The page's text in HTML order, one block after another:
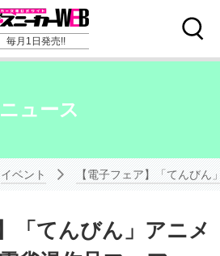
毎月1日発売!!
ニュース
イベント 【電子フェア】「てんびん
「てんびん」アニメ